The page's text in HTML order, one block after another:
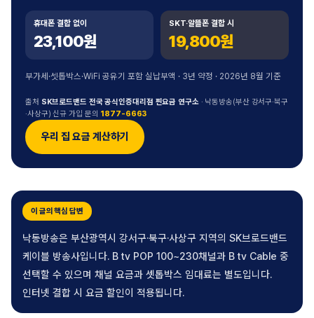
휴대폰 결합 없이
23,100원
SKT·알뜰폰 결합 시
19,800원
부가세·셋톱박스·WiFi 공유기 포함 실납부액 · 3년 약정 · 2026년 8월 기준
출처 SK브로드밴드 전국 공식인증대리점 찐요금 연구소· 낙동방송(부산 강서구·북구
·사상구) 신규 가입 문의 1877-6663
우리 집 요금 계산하기
이 글의 핵심 답변
낙동방송은 부산광역시 강서구·북구·사상구 지역의 SK브로드밴드
케이블 방송사입니다. B tv POP 100~230채널과 B tv Cable 중
선택할 수 있으며 채널 요금과 셋톱박스 임대료는 별도입니다.
인터넷 결합 시 요금 할인이 적용됩니다.